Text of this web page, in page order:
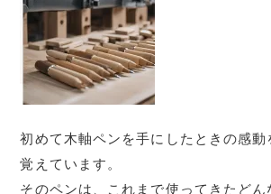
初めて木軸ペンを手にしたときの感動
覚えています。
そのペンは、これまで使ってきたどん